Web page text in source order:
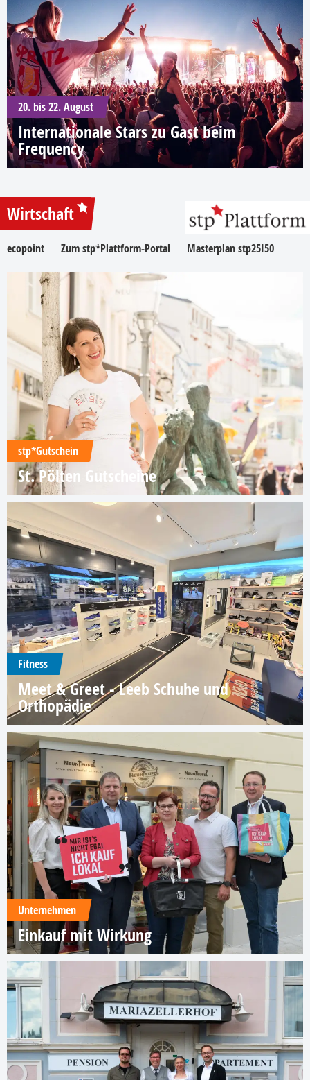
20. bis 22. August
Internationale Stars zu Gast beim
Frequency
Wirtschaft
ecopoint Zum stp*Plattform-Portal Masterplan stp25I50
stp*Gutschein
St. Pölten Gutscheine
Fitness
Meet & Greet - Leeb Schuhe und
Orthopädie
Unternehmen
Einkauf mit Wirkung